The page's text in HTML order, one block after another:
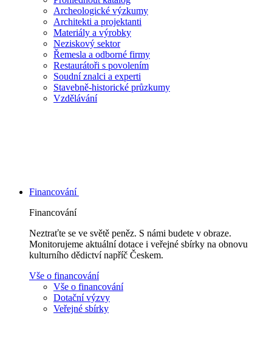
Archeologické výzkumy
Architekti a projektanti
Materiály a výrobky
Neziskový sektor
Řemesla a odborné firmy
Restaurátoři s povolením
Soudní znalci a experti
Stavebně-historické průzkumy
Vzdělávání
Financování
Financování
Neztraťte se ve světě peněz. S námi budete v obraze.
Monitorujeme aktuální dotace i veřejné sbírky na obnovu
kulturního dědictví napříč Českem.
Vše o financování
Vše o financování
Dotační výzvy
Veřejné sbírky